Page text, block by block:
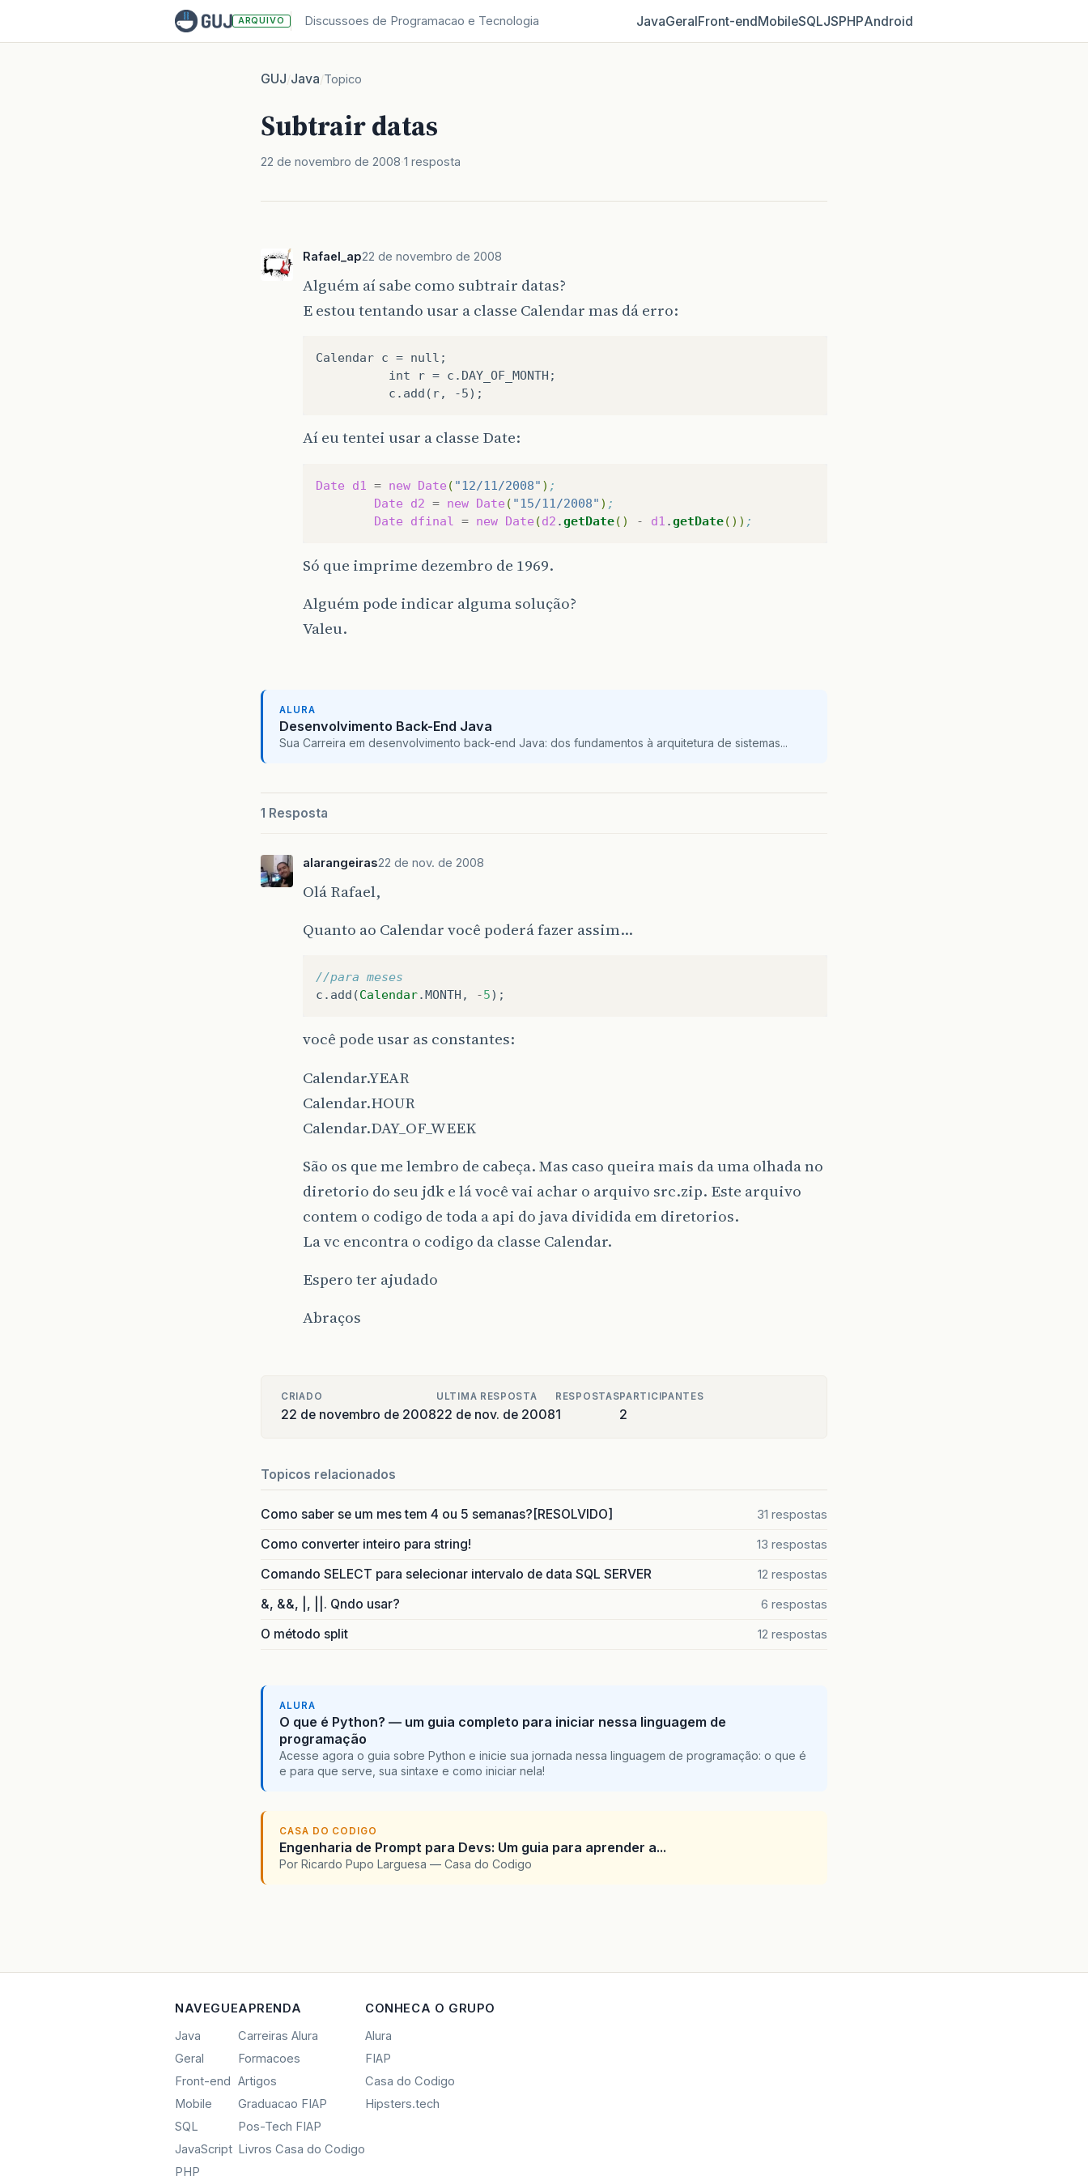
ARQUIVO Discussoes de Programacao e Tecnologia JavaGeralFront‑endMobileSQLJSPHPAndroid
GUJ/Java/Topico
Subtrair datas
22 de novembro de 2008 1 resposta
Rafael_ap22 de novembro de 2008
Alguém aí sabe como subtrair datas?
E estou tentando usar a classe Calendar mas dá erro:
Calendar c = null;
          int r = c.DAY_OF_MONTH;
Aí eu tentei usar a classe Date:
Date d1 = new Date ( "12/11/2008" ) ;
Date
d2 = new Date ( "15/11/2008" ) ;
Date
dfinal = new Date (d2 .getDate() - d1 .getDate()) ;
Só que imprime dezembro de 1969.
Alguém pode indicar alguma solução?
Valeu.
ALURA
Desenvolvimento Back-End Java
Sua Carreira em desenvolvimento back-end Java: dos fundamentos à arquitetura de sistemas...
1 Resposta
alarangeiras22 de nov. de 2008
Olá Rafael,
Quanto ao Calendar você poderá fazer assim…
//para meses
c . add (Calendar.MONTH , -5);
você pode usar as constantes:
Calendar.YEAR
Calendar.HOUR
Calendar.DAY_OF_WEEK
São os que me lembro de cabeça. Mas caso queira mais da uma olhada no
diretorio do seu jdk e lá você vai achar o arquivo src.zip. Este arquivo
contem o codigo de toda a api do java dividida em diretorios.
La vc encontra o codigo da classe Calendar.
Espero ter ajudado
Abraços
CRIADO
22 de novembro de 2008
ULTIMA RESPOSTA
22 de nov. de 2008
RESPOSTAS
1
PARTICIPANTES
2
Topicos relacionados
Como saber se um mes tem 4 ou 5 semanas?[RESOLVIDO] 31 respostas
Como converter inteiro para string! 13 respostas
Comando SELECT para selecionar intervalo de data SQL SERVER 12 respostas
&, &&, |, ||. Qndo usar? 6 respostas
O método split 12 respostas
ALURA
O que é Python? — um guia completo para iniciar nessa linguagem de
programação
Acesse agora o guia sobre Python e inicie sua jornada nessa linguagem de programação: o que é
e para que serve, sua sintaxe e como iniciar nela!
CASA DO CODIGO
Engenharia de Prompt para Devs: Um guia para aprender a...
Por Ricardo Pupo Larguesa — Casa do Codigo
NAVEGUE
Java
Geral
Front-end
Mobile
SQL
JavaScript
PHP
APRENDA
Carreiras Alura
Formacoes
Artigos
Graduacao FIAP
Pos-Tech FIAP
Livros Casa do Codigo
CONHECA O GRUPO
Alura
FIAP
Casa do Codigo
Hipsters.tech